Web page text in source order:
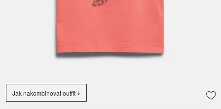
Jak nakombinovat outfit